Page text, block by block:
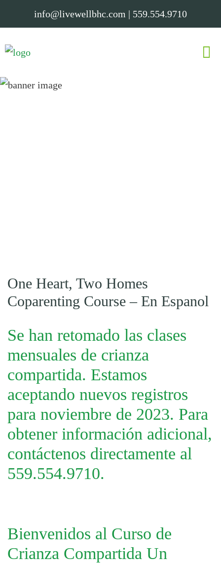
info@livewellbhc.com | 559.554.9710
One Heart, Two Homes
Coparenting Course – En Espanol
Se han retomado las clases
mensuales de crianza
compartida. Estamos
aceptando nuevos registros
para noviembre de 2023. Para
obtener información adicional,
contáctenos directamente al
559.554.9710.
Bienvenidos al Curso de
Crianza Compartida Un